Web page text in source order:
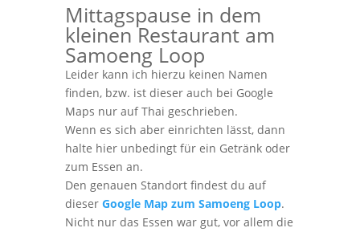
Mittagspause in dem
kleinen Restaurant am
Samoeng Loop
Leider kann ich hierzu keinen Namen
finden, bzw. ist dieser auch bei Google
Maps nur auf Thai geschrieben.
Wenn es sich aber einrichten lässt, dann
halte hier unbedingt für ein Getränk oder
zum Essen an.
Den genauen Standort findest du auf
dieser Google Map zum Samoeng Loop.
Nicht nur das Essen war gut, vor allem die